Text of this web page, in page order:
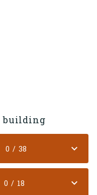
building
0 / 38 expand_more
0 / 18 expand_more